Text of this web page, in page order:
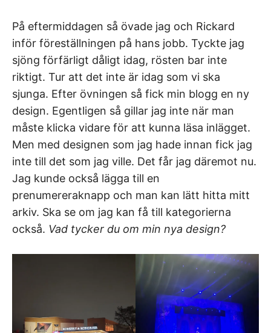
På eftermiddagen så övade jag och Rickard
inför föreställningen på hans jobb. Tyckte jag
sjöng förfärligt dåligt idag, rösten bar inte
riktigt. Tur att det inte är idag som vi ska
sjunga. Efter övningen så fick min blogg en ny
design. Egentligen så gillar jag inte när man
måste klicka vidare för att kunna läsa inlägget.
Men med designen som jag hade innan fick jag
inte till det som jag ville. Det får jag däremot nu.
Jag kunde också lägga till en
prenumereraknapp och man kan lätt hitta mitt
arkiv. Ska se om jag kan få till kategorierna
också. Vad tycker du om min nya design?